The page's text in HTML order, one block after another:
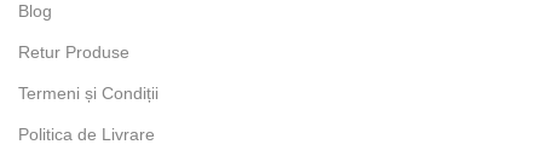
Blog
Retur Produse
Termeni și Condiții
Politica de Livrare